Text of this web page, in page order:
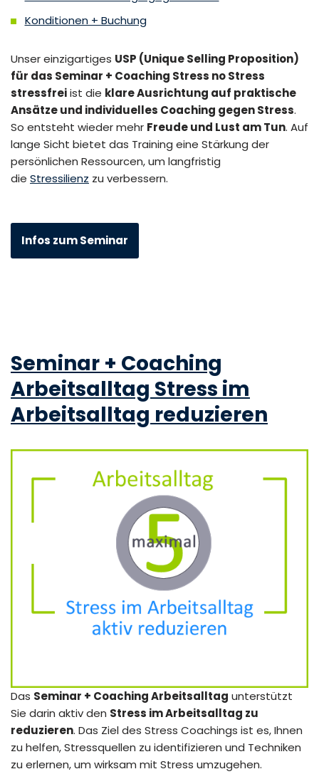
Konditionen + Buchung
Unser einzigartiges USP (Unique Selling Proposition)
für das Seminar + Coaching Stress no Stress
stressfreiist die klare Ausrichtung auf praktische
Ansätze und individuelles Coaching gegen Stress.
So entsteht wieder mehr Freude und Lust am Tun. Auf
lange Sicht bietet das Training eine Stärkung der
persönlichen Ressourcen, um langfristig
die Stressilienz zu verbessern.
Infos zum Seminar
Seminar + Coaching
Arbeitsalltag Stress im
Arbeitsalltag reduzieren
Das Seminar + Coaching Arbeitsalltag unterstützt
Sie darin aktiv den Stress im Arbeitsalltag zu
reduzieren. Das Ziel des Stress Coachings ist es, Ihnen
zu helfen, Stressquellen zu identifizieren und Techniken
zu erlernen, um wirksam mit Stress umzugehen.